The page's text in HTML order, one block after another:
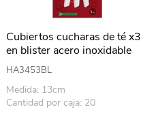
Cubiertos cucharas de té x3
en blister acero inoxidable
BLANCO, PIEMONTE
MARTINAZZO
HA3453BL
Medida: 13cm
Cantidad por caja: 20